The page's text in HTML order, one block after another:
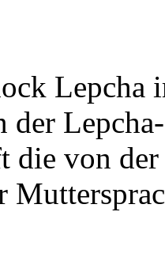
Lepcha
der
die von